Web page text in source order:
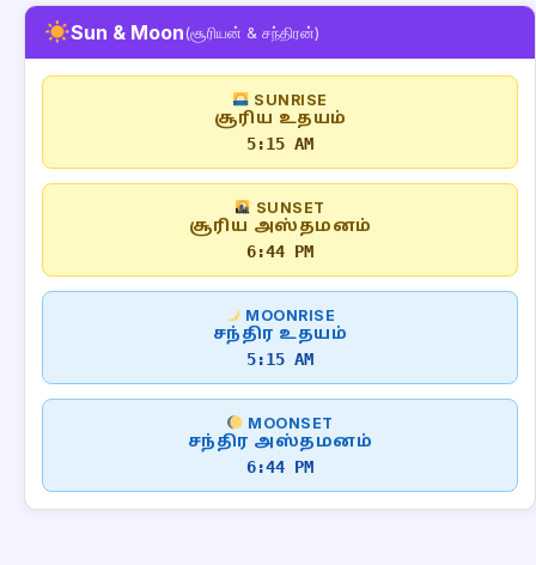
Sun & Moon(சூரியன் & சந்திரன்)
SUNRISE
சூரிய உதயம்
5:15 AM
SUNSET
சூரிய அஸ்தமனம்
6:44 PM
MOONRISE
சந்திர உதயம்
5:15 AM
MOONSET
சந்திர அஸ்தமனம்
6:44 PM